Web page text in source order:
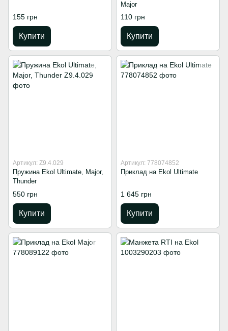
155 грн
Купити
Major
110 грн
Купити
Артикул: Z9.4.029
Пружина Ekol Ultimate, Major,
Thunder
550 грн
Купити
Артикул: 778074852
Приклад на Ekol Ultimate
1 645 грн
Купити